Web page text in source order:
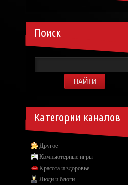
Поиск
Категории каналов
Другое
Компьютерные игры
Красота и здоровье
Люди и блоги